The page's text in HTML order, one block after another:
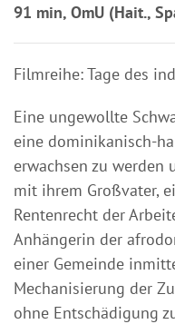
91 min, OmU (Hait.,
Filmreihe: Tage des
Eine ungewollte
eine dominikanisch-
erwachsen zu werden
mit ihrem Großvater,
Rentenrecht der
Anhängerin der
einer Gemeinde
Mechanisierung der
ohne Entschädigung